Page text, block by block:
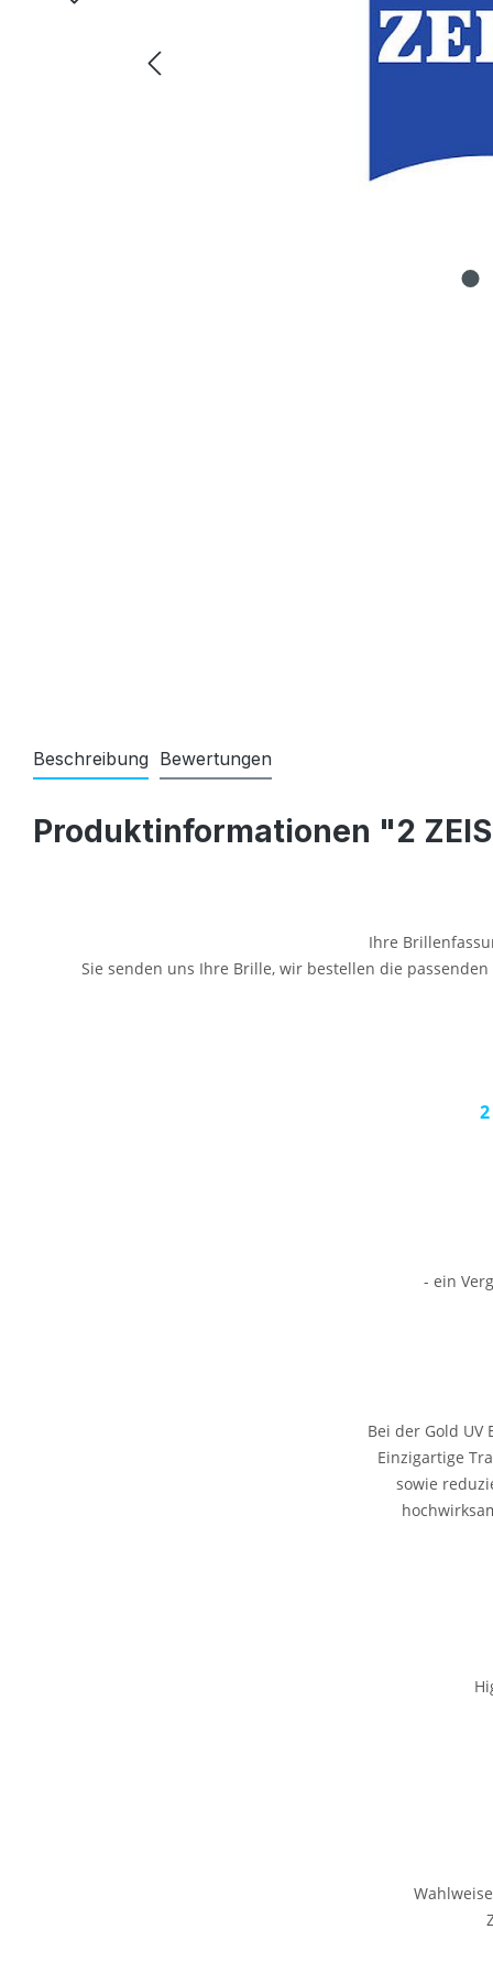
Beschreibung Bewertungen
Produktinformationen "2
Ihre
Sie senden uns Ihre Brille, wir bestellen die
- ein
Bei der Gold
Einzigartige
sowie